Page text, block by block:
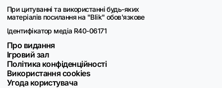
При цитуванні та використанні будь-яких
матеріалів посилання на "Blik" обов'язкове
Ідентифікатор медіа R40-06171
Про видання
Ігровий зал
Політика конфіденційності
Використання cookies
Угода користувача